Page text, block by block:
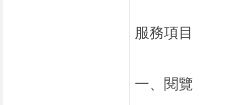
服務項目
一、閱覽